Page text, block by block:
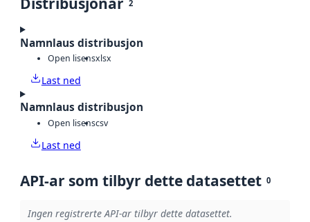
2
Namnlaus distribusjon
Open lisensxlsx
Last ned
Namnlaus distribusjon
Open lisenscsv
Last ned
API-ar som tilbyr dette datasettet 0
Ingen registrerte API-ar tilbyr dette datasettet.